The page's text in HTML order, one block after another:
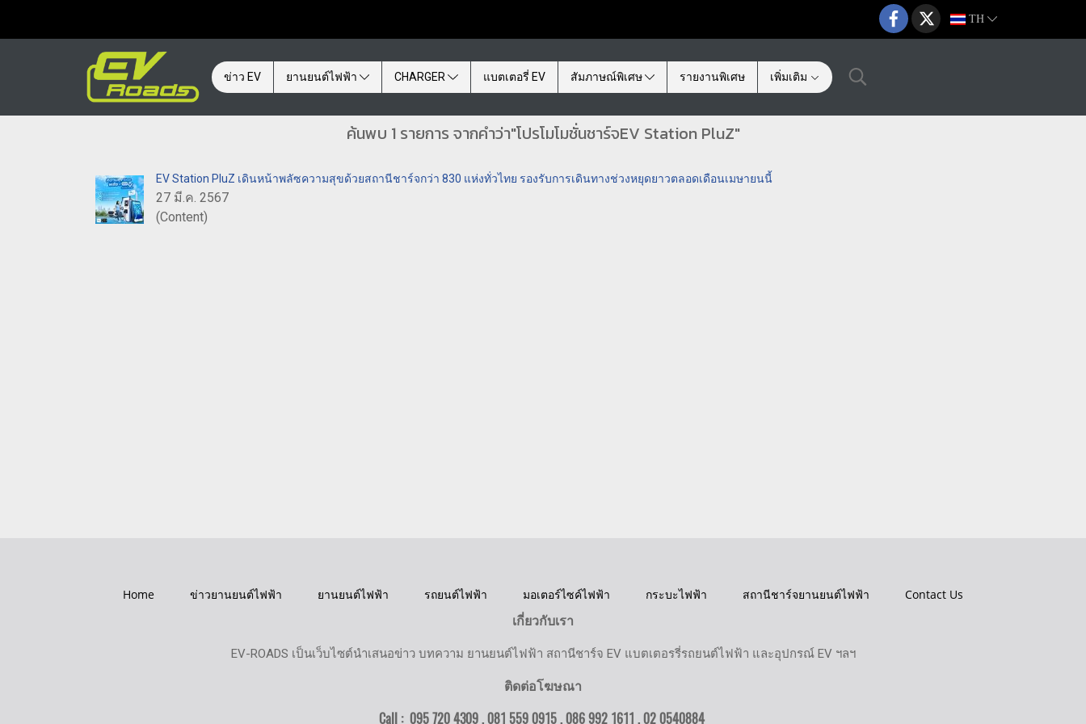
TH
ข่าว EV ยานยนต์ไฟฟ้า CHARGER แบตเตอรี่ EV สัมภาษณ์พิเศษ รายงานพิเศษ เพิ่มเติม
ค้นพบ 1 รายการ จากคำว่า"โปรโมโมชั่นชาร์จEV Station PluZ"
EV Station PluZ เดินหน้าพลัซความสุขด้วยสถานีชาร์จกว่า 830 แห่งทั่วไทย รองรับการเดินทางช่วงหยุดยาวตลอดเดือนเมษายนนี้
27 มี.ค. 2567
(Content)
Home ข่าวยานยนต์ไฟฟ้า ยานยนต์ไฟฟ้า รถยนต์ไฟฟ้า มอเตอร์ไซค์ไฟฟ้า กระบะไฟฟ้า สถานีชาร์จยานยนต์ไฟฟ้า
Contact Us
เกี่ยวกับเรา
EV-ROADS เป็นเว็บไซต์นำเสนอข่าว บทความ ยานยนต์ไฟฟ้า สถานีชาร์จ EV แบตเตอรรี่รถยนต์ไฟฟ้า และอุปกรณ์ EV ฯลฯ
ติดต่อโฆษณา
Call : 095 720 4309 , 081 559 0915 , 086 992 1611 ,02 0540884